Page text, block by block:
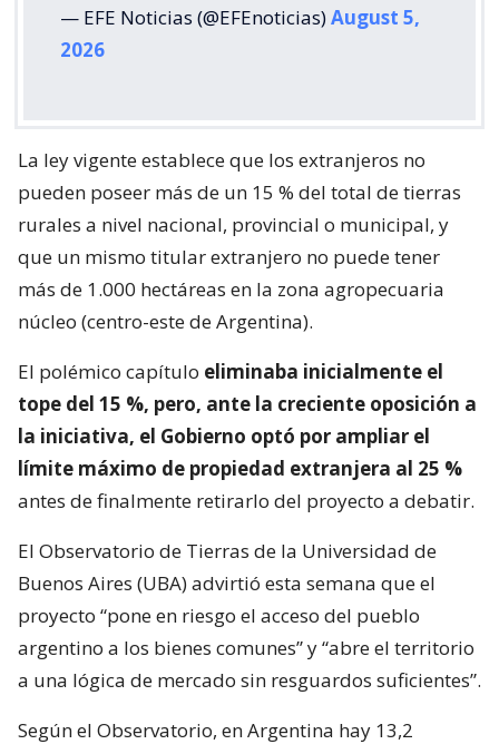
— EFE Noticias (@EFEnoticias)August 5,
2026
La ley vigente establece que los extranjeros no
pueden poseer más de un 15 % del total de tierras
rurales a nivel nacional, provincial o municipal, y
que un mismo titular extranjero no puede tener
más de 1.000 hectáreas en la zona agropecuaria
núcleo (centro-este de Argentina).
El polémico capítulo eliminaba inicialmente el
tope del 15 %, pero, ante la creciente oposición a
la iniciativa, el Gobierno optó por ampliar el
límite máximo de propiedad extranjera al 25 %
antes de finalmente retirarlo del proyecto a debatir.
El Observatorio de Tierras de la Universidad de
Buenos Aires (UBA) advirtió esta semana que el
proyecto “pone en riesgo el acceso del pueblo
argentino a los bienes comunes” y “abre el territorio
a una lógica de mercado sin resguardos suficientes”.
Según el Observatorio, en Argentina hay 13,2